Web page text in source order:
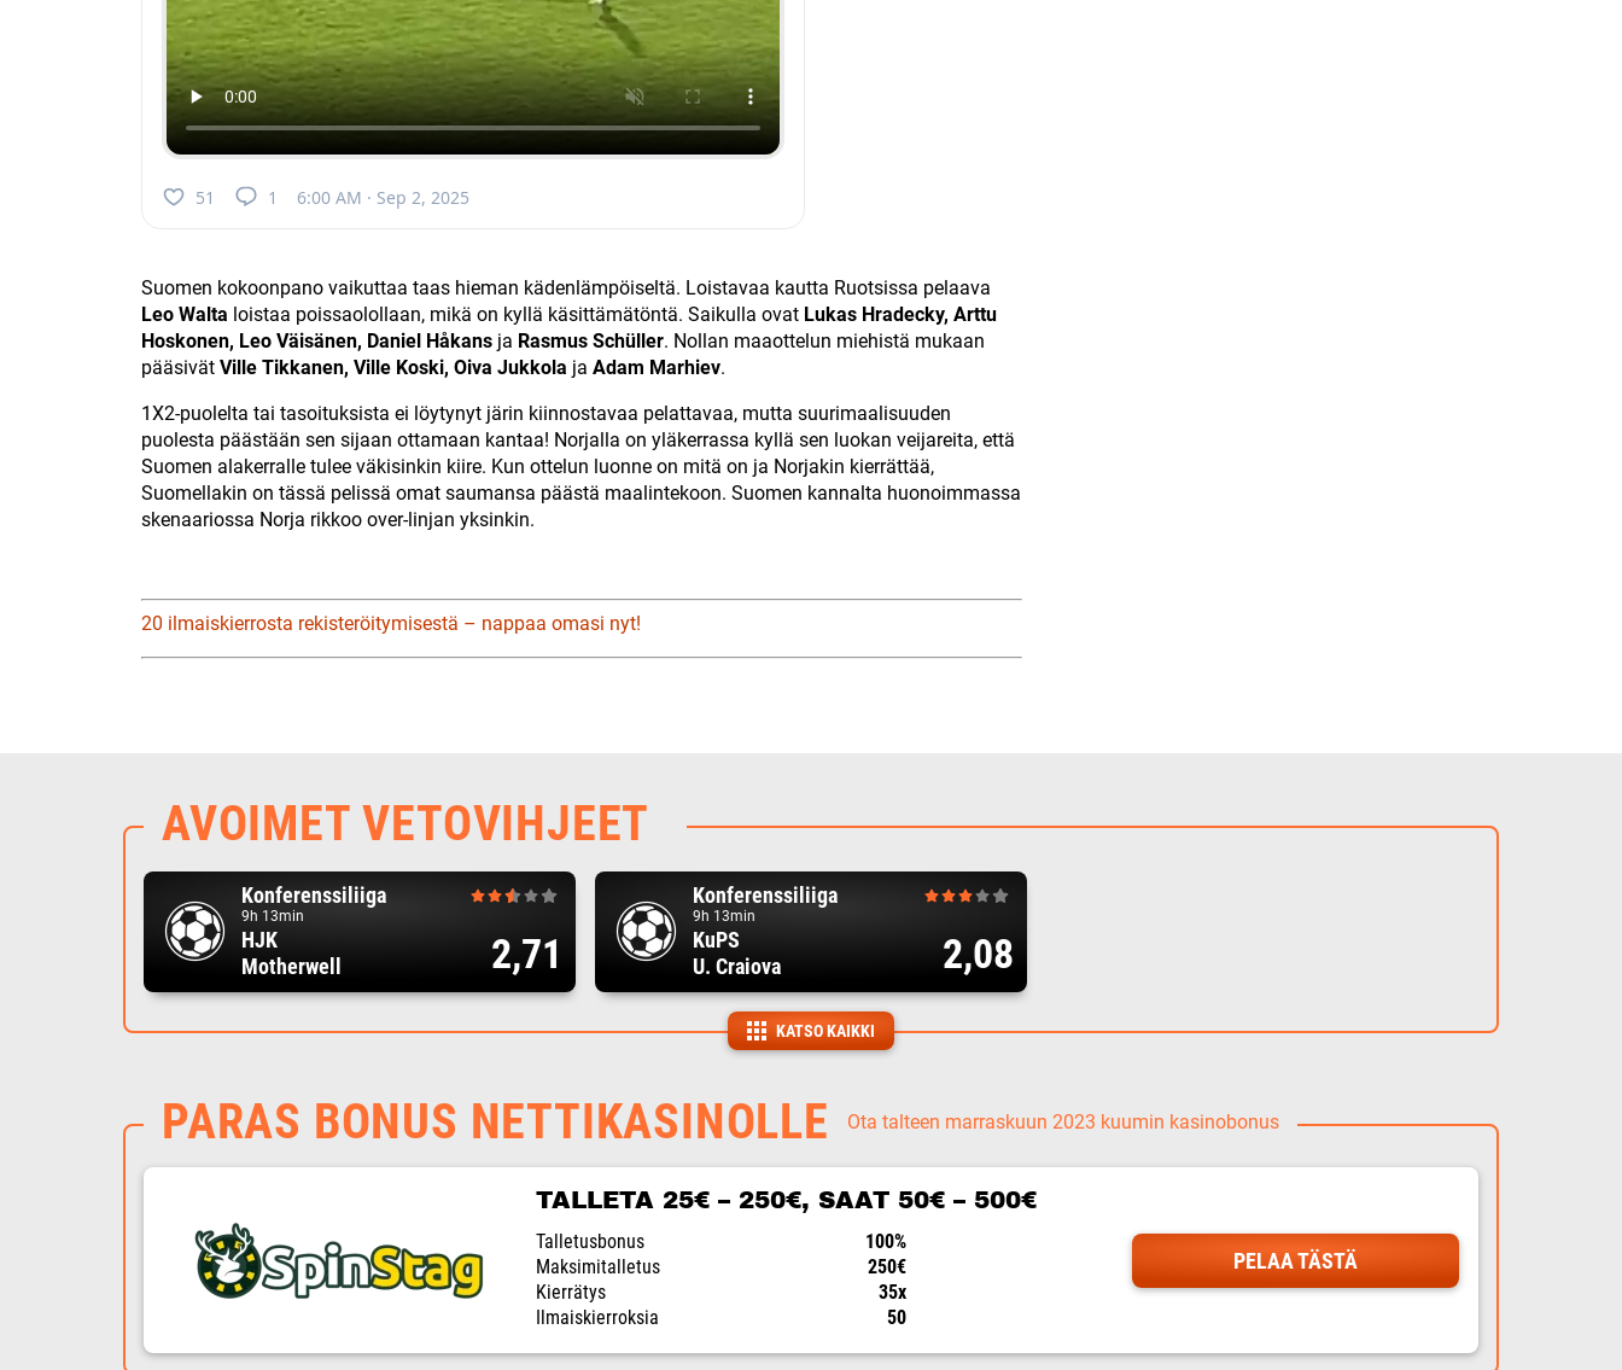
51 1 6:00 AM · Sep 2, 2025
Suomen kokoonpano vaikuttaa taas hieman kädenlämpöiseltä. Loistavaa kautta Ruotsissa pelaava
Leo Walta loistaa poissaolollaan, mikä on kyllä käsittämätöntä. Saikulla ovat Lukas Hradecky, Arttu
Hoskonen, Leo Väisänen, Daniel Håkans ja Rasmus Schüller. Nollan maaottelun miehistä mukaan
pääsivät Ville Tikkanen, Ville Koski, Oiva Jukkola ja Adam Marhiev.
1X2-puolelta tai tasoituksista ei löytynyt järin kiinnostavaa pelattavaa, mutta suurimaalisuuden
puolesta päästään sen sijaan ottamaan kantaa! Norjalla on yläkerrassa kyllä sen luokan veijareita, että
Suomen alakerralle tulee väkisinkin kiire. Kun ottelun luonne on mitä on ja Norjakin kierrättää,
Suomellakin on tässä pelissä omat saumansa päästä maalintekoon. Suomen kannalta huonoimmassa
skenaariossa Norja rikkoo over-linjan yksinkin.
20 ilmaiskierrosta rekisteröitymisestä – nappaa omasi nyt!
AVOIMET VETOVIHJEET
Konferenssiliiga
9h 13min
HJK
Motherwell
2,71
Konferenssiliiga
9h 13min
KuPS
U. Craiova
2,08
KATSO KAIKKI
PARAS BONUS NETTIKASINOLLE Ota talteen marraskuun 2023 kuumin kasinobonus
TALLETA 25€ – 250€, SAAT 50€ – 500€
Talletusbonus
100%
Maksimitalletus
250€
Kierrätys
35x
Ilmaiskierroksia
50
PELAA TÄSTÄ